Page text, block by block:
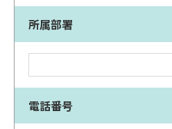
所属部署
電話番号